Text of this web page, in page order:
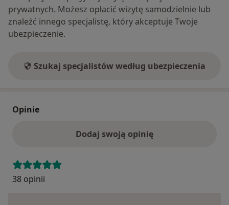
prywatnych. Możesz opłacić wizytę samodzielnie lub
znaleźć innego specjalistę, który akceptuje Twoje
ubezpieczenie.
Szukaj specjalistów według ubezpieczenia
Opinie
Dodaj swoją opinię
38 opinii